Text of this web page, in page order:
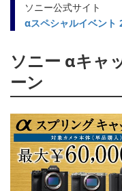
ソニー公式サイト
αスペシャルイベント
ソニー αキャ
ーン